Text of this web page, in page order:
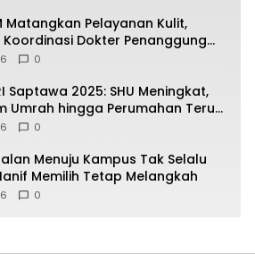
Matangkan Pelayanan Kulit,
Koordinasi Dokter Penanggung
0
Saptawa 2025: SHU Meningkat,
Umrah hingga Perumahan Terus
0
Menuju Kampus Tak Selalu
Memilih Tetap Melangkah
0